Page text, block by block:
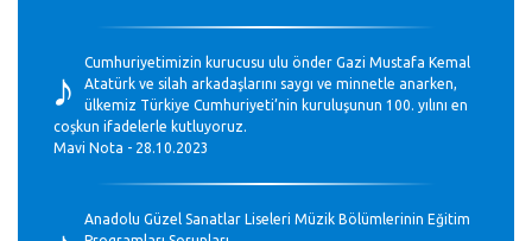
♪
Cumhuriyetimizin kurucusu ulu önder Gazi Mustafa Kemal
Atatürk ve silah arkadaşlarını saygı ve minnetle anarken,
ülkemiz Türkiye Cumhuriyeti’nin kuruluşunun 100. yılını en
coşkun ifadelerle kutluyoruz.
Mavi Nota - 28.10.2023
Anadolu Güzel Sanatlar Liseleri Müzik Bölümlerinin Eğitim